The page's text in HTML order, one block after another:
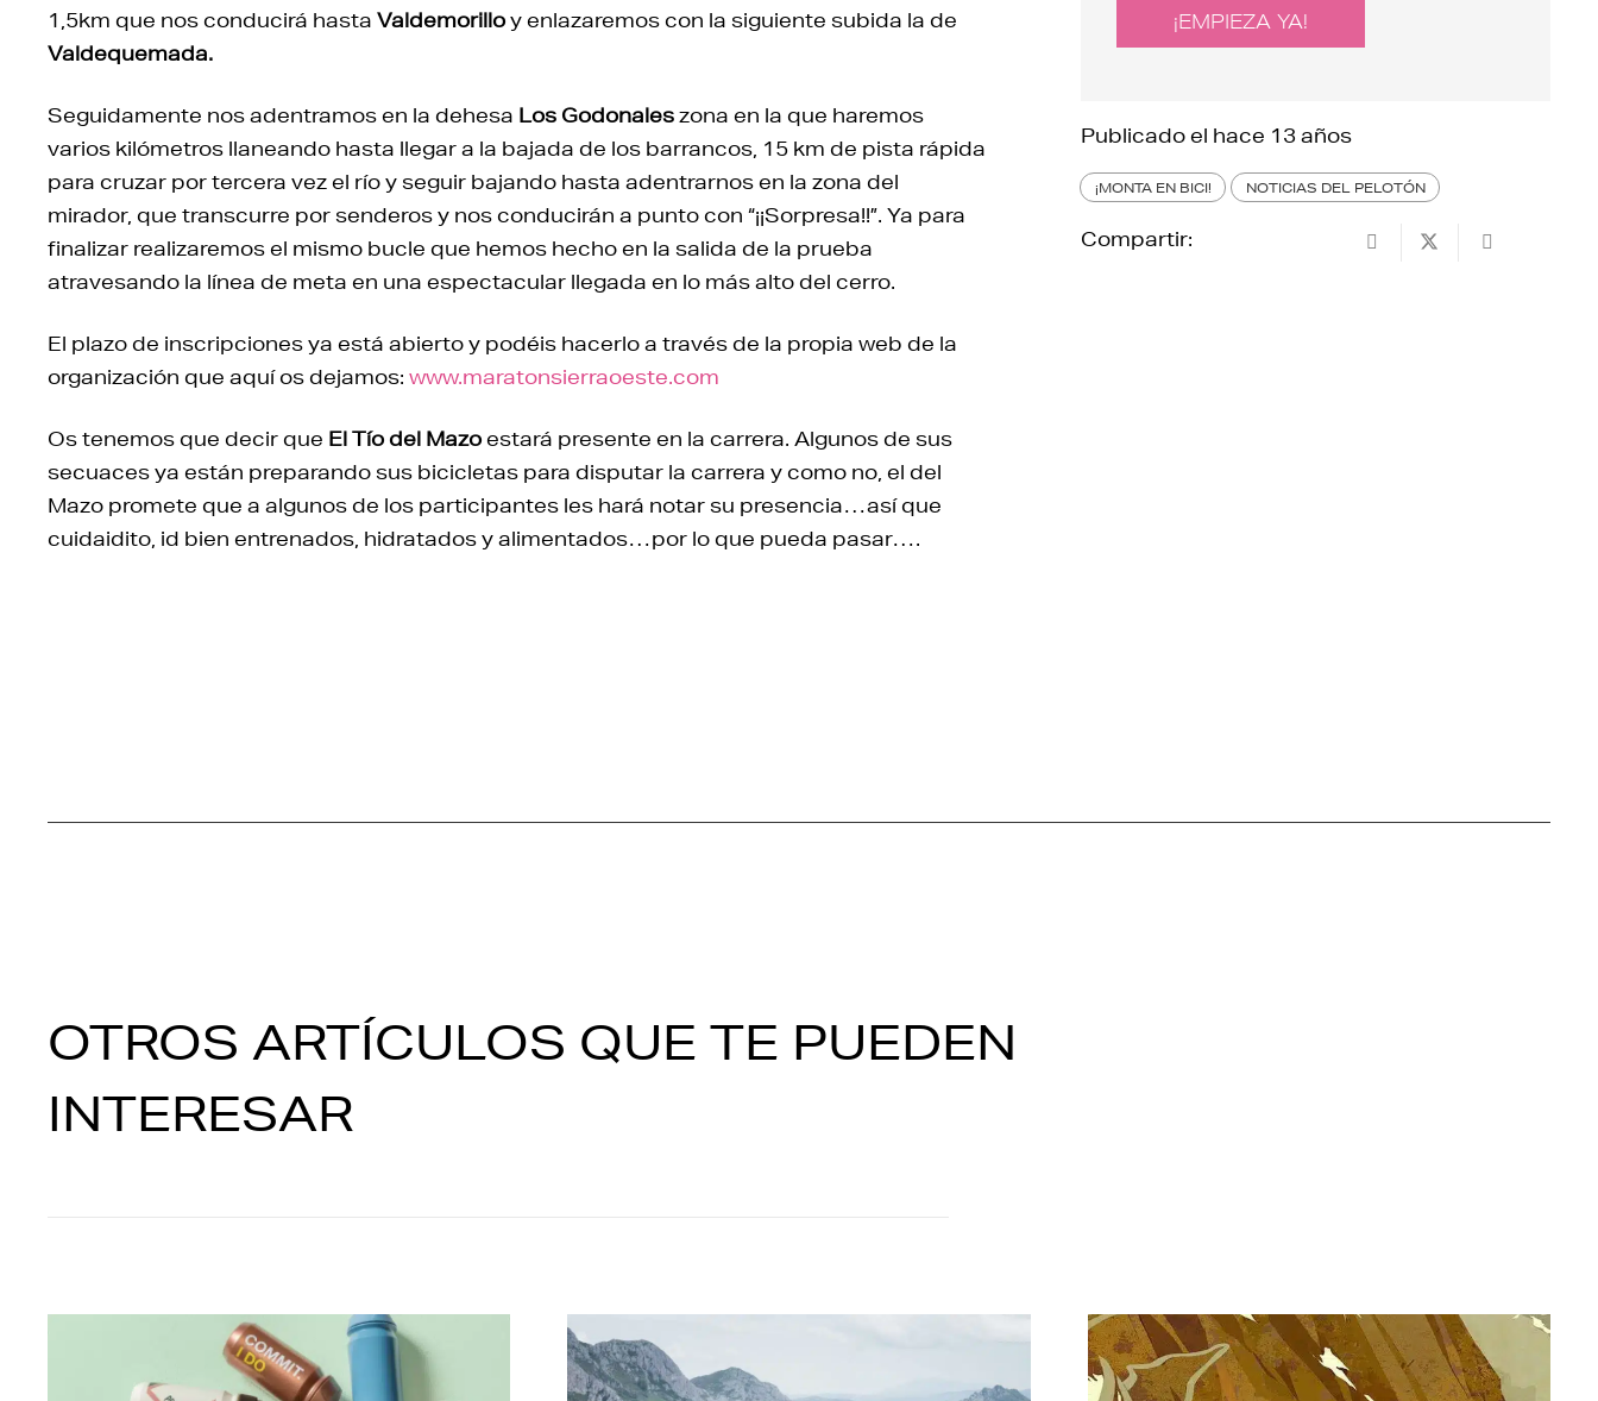
1,5km que nos conducirá hasta Valdemorilloy enlazaremos con la siguiente subida la de
Valdequemada.
Seguidamente nos adentramos en la dehesa Los Godonaleszona en la que haremos
varios kilómetros llaneando hasta llegar a la bajada de los barrancos, 15 km de pista rápida
para cruzar por tercera vez el río y seguir bajando hasta adentrarnos en la zona del
mirador, que transcurre por senderos y nos conducirán a punto con “¡¡Sorpresa!!”. Ya para
finalizar realizaremos el mismo bucle que hemos hecho en la salida de la prueba
atravesando la línea de meta en una espectacular llegada en lo más alto del cerro.
El plazo de inscripciones ya está abierto y podéis hacerlo a través de la propia web de la
organización que aquí os dejamos: www.maratonsierraoeste.com
Os tenemos que decir que El Tío del Mazoestará presente en la carrera. Algunos de sus
secuaces ya están preparando sus bicicletas para disputar la carrera y como no, el del
Mazo promete que a algunos de los participantes les hará notar su presencia…así que
cuidaidito, id bien entrenados, hidratados y alimentados…por lo que pueda pasar….
¡EMPIEZA YA!
Publicado el hace 13 años
¡MONTA EN BICI! NOTICIAS DEL PELOTÓN
Compartir:
OTROS ARTÍCULOS QUE TE PUEDEN
INTERESAR